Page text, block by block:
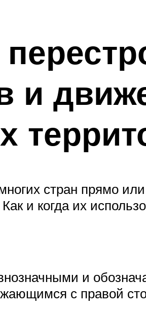
и
стран прямо
и когда их
и
с правой